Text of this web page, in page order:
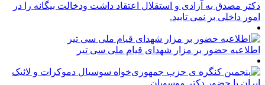
دکتر مصدق به آزادی و استقلال اعتقاد داشت ودخالت بیگانه را در
امور داخلی بر نمی تابید.
اطلاعیه حضور بر مزار شهدای قیام ملی سی تیر